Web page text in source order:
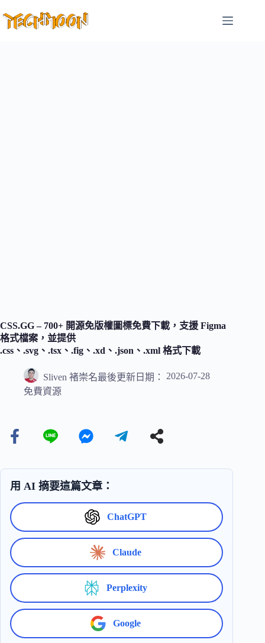
至
CSS.GG – 700+ 開源免版權圖標免費下載，支援 Figma
格式檔案，並提供
.css、.svg、.tsx、.fig、.xd、.json、.xml 格式下載
Sliven 褚崇名最後更新日期：
2026-07-28
免費資源
用 AI 摘要這篇文章：
ChatGPT
Claude
Perplexity
Google